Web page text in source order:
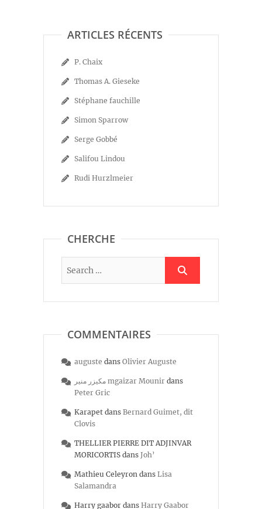
ARTICLES RÉCENTS
P. Chaix
Thomas A. Gieseke
Stéphane fauchille
Simon Sparrow
Serge Gobbé
Salifou Lindou
Rudi Hurzlmeier
CHERCHE
COMMENTAIRES
auguste dans Olivier Auguste
مكيزر منير mgaizar Mounir dans
Peter Gric
Karapet dans Bernard Guimet, dit
Clovis
THELLIER PIERRE DIT ADJINVAR
MORICORTIS dans Joh’
Mathieu Celeyron dans Lisa
Salamandra
Harry gaabor dans Harry Gaabor